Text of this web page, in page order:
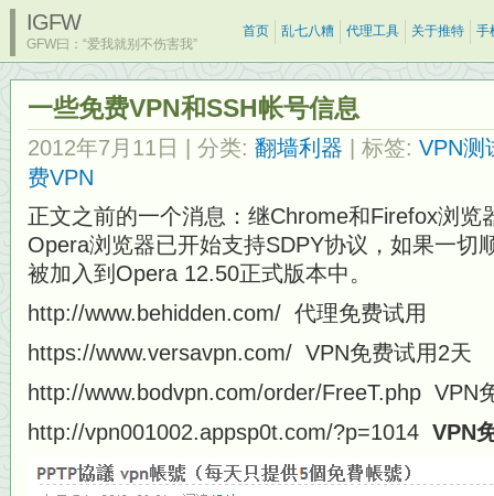
IGFW
GFW曰：“爱我就别不伤害我”
首页 乱七八糟 代理工具 关于推特 手
一些免费VPN和SSH帐号信息
2012年7月11日 | 分类: 翻墙利器 | 标签: VPN测
费VPN
正文之前的一个消息：继Chrome和Firefox浏览
Opera浏览器已开始支持SDPY协议，如果一切
被加入到Opera 12.50正式版本中。
http://www.behidden.com/ 代理免费试用
https://www.versavpn.com/ VPN免费试用2天
http://www.bodvpn.com/order/FreeT.php VPN
http://vpn001002.appsp0t.com/?p=1014 VPN